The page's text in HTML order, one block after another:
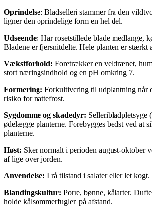
Oprindelse: Bladselleri stammer fra den
ligner den oprindelige form en hel del.
Udseende: Har rosetstillede blade medlange,
Bladene er fjersnitdelte. Hele planten er stærkt
Vækstforhold: Foretrækker en veldrænet,
stort næringsindhold og en pH omkring 7.
Formering: Forkultivering til udplantning når
risiko for nattefrost.
Sygdomme og skadedyr: Selleribladpletsyge
ødelægge planterne. Forebygges bedst ved at
planterne.
Høst: Sker normalt i perioden august-oktober
af lige over jorden.
Anvendelse: I rå tilstand i salater eller let kogt.
Blandingskultur: Porre, bønne, kålarter.
holde kålsommerfuglen på afstand.